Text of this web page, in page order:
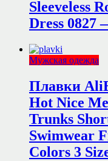
Sleeveless
Dress
Мужская одежда
Плавки
Hot Nice
Trunks
Swimwear
Colors 3